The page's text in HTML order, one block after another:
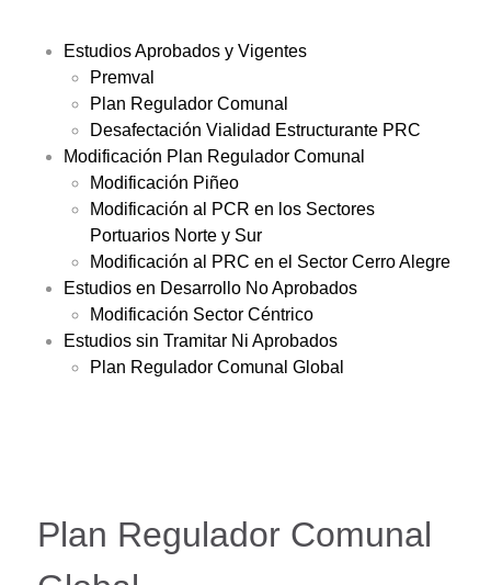
Estudios Aprobados y Vigentes
Premval
Plan Regulador Comunal
Desafectación Vialidad Estructurante PRC
Modificación Plan Regulador Comunal
Modificación Piñeo
Modificación al PCR en los Sectores
Portuarios Norte y Sur
Modificación al PRC en el Sector Cerro Alegre
Estudios en Desarrollo No Aprobados
Modificación Sector Céntrico
Estudios sin Tramitar Ni Aprobados
Plan Regulador Comunal Global
Plan Regulador Comunal